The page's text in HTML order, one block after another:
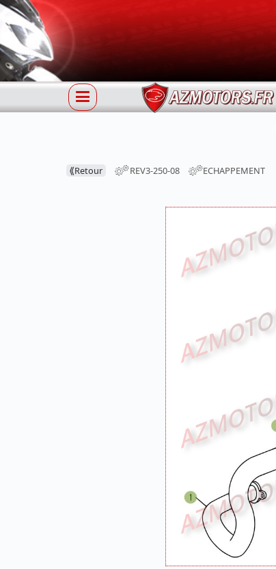
⟪Retour REV3-250-08 ECHAPPEMENT